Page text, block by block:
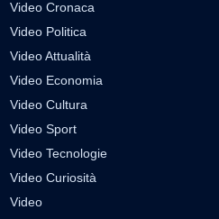
Video Cronaca
Video Politica
Video Attualità
Video Economia
Video Cultura
Video Sport
Video Tecnologie
Video Curiosità
Video